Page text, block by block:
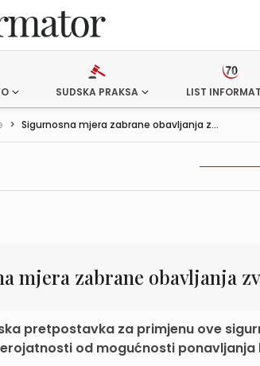
SUDSKA PRAKSA LIST
> Sigurnosna mjera zabrane obavljanja z...
mjera zabrane obavljanja
pretpostavka za primjenu ove
od mogućnosti ponavljanja